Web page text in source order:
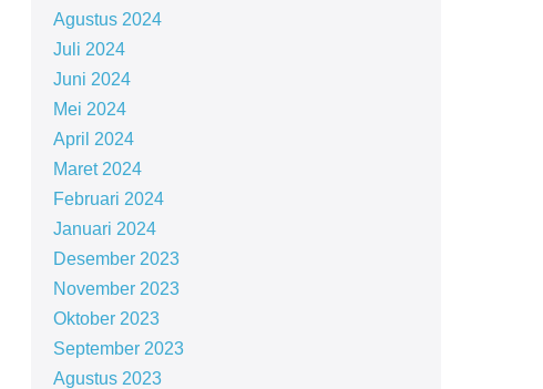
Agustus 2024
Juli 2024
Juni 2024
Mei 2024
April 2024
Maret 2024
Februari 2024
Januari 2024
Desember 2023
November 2023
Oktober 2023
September 2023
Agustus 2023